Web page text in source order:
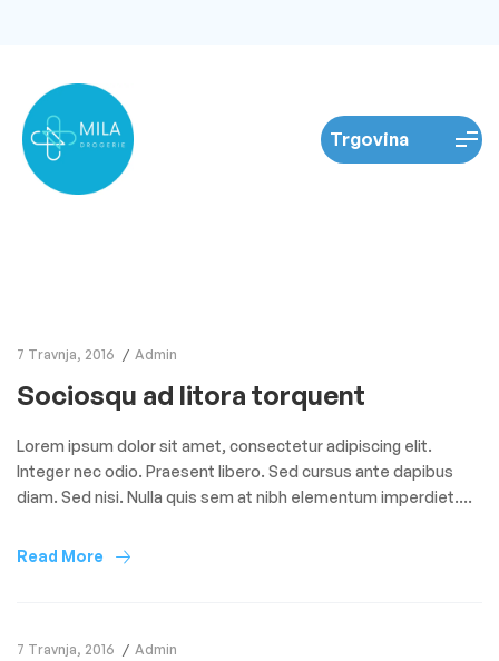
7 Travnja, 2016 Admin
Sociosqu ad litora torquent
Lorem ipsum dolor sit amet, consectetur adipiscing elit.
Integer nec odio. Praesent libero. Sed cursus ante dapibus
diam. Sed nisi. Nulla quis sem at nibh elementum imperdiet.
augue semper porta. Mauris massa. Vestibulum lacinia arcu
Read More
7 Travnja, 2016 Admin